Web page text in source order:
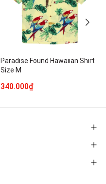
Paradise Found Hawaiian Shirt
Size M
340.000₫